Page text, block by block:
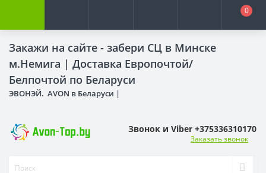
Закажи на сайте - забери СЦ в Минске
м.Немига | Доставка Европочтой/
Белпочтой по Беларуси
ЭВОНЭЙ. AVON в Беларуси |
0
Звонок и Viber +375336310170
Заказать звонок